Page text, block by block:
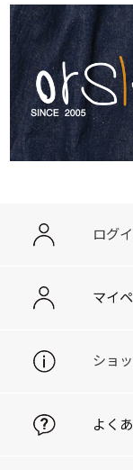
ログ
マイ
ショ
よく